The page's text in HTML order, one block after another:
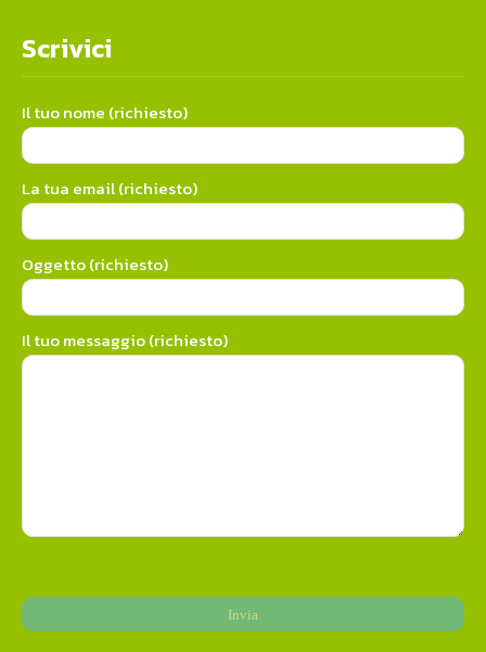
Scrivici
Il tuo nome (richiesto)
La tua email (richiesto)
Oggetto (richiesto)
Il tuo messaggio (richiesto)